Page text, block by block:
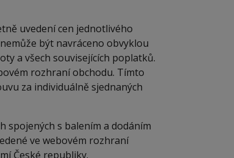
uvedení cen jednotlivého
být navráceno obvyklou
a všech souvisejících poplatků.
rozhraní obchodu. Tímto
za individuálně sjednaných
s balením a dodáním
ve webovém rozhraní
České republiky.